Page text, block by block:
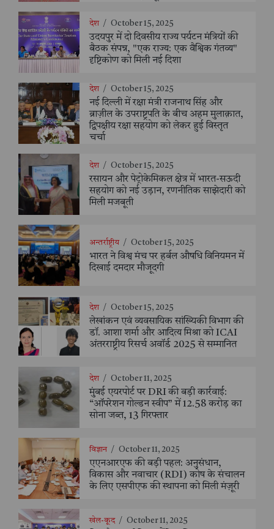
देश / October 15, 2025
उदयपुर में दो दिवसीय राज्य पर्यटन मंत्रियों की
बैठक संपन्न, "एक राज्य: एक वैश्विक गंतव्य"
दृष्टिकोण को मिली नई दिशा
देश / October 15, 2025
नई दिल्ली में रक्षा मंत्री राजनाथ सिंह और
ब्राज़ील के उपराष्ट्रपति के बीच अहम मुलाक़ात,
द्विपक्षीय रक्षा सहयोग को लेकर हुई विस्तृत
चर्चा
देश / October 15, 2025
रसायन और पेट्रोकेमिकल क्षेत्र में भारत-सऊदी
सहयोग को नई उड़ान, रणनीतिक साझेदारी को
मिली मजबूती
अन्तर्राष्ट्रीय / October 15, 2025
भारत ने विश्व मंच पर हर्बल औषधि विनियमन में
दिखाई दमदार मौजूदगी
देश / October 15, 2025
लेखांकन एवं व्यवसायिक सांख्यिकी विभाग की
डॉ. आशा शर्मा और आदित्य मिश्रा को ICAI
अंतरराष्ट्रीय रिसर्च अवॉर्ड 2025 से सम्मानित
देश / October 11, 2025
मुंबई एयरपोर्ट पर DRI की बड़ी कार्रवाई:
“ऑपरेशन गोल्डन स्वीप” में 12.58 करोड़ का
सोना जब्त, 13 गिरफ्तार
विज्ञान / October 11, 2025
एएनआरएफ की बड़ी पहल: अनुसंधान,
विकास और नवाचार (RDI) कोष के संचालन
के लिए एसपीएफ की स्थापना को मिली मंज़ूरी
खेल-कूद / October 11, 2025